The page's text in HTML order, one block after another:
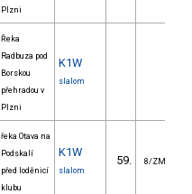
Plzni
Řeka
Radbuza pod
Borskou
přehradou v
Plzni
K1W
slalom
řeka Otava na
Podskalí
před loděnicí
klubu
K1W
slalom
59. 8/ZM